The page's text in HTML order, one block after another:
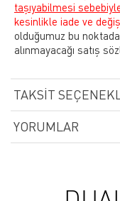
taşıyabilmesi
kesinlikle iade ve
olduğumuz bu
alınmayacağı satış
TAKSIT
YORUMLAR